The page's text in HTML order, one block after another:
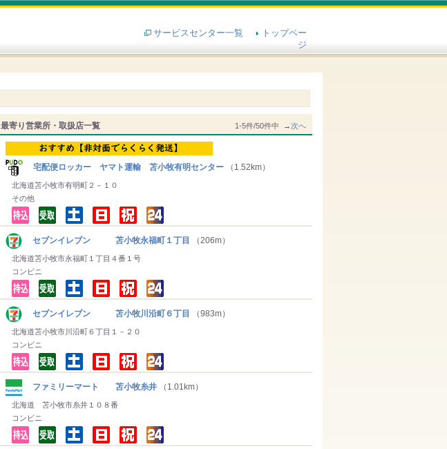
サービスセンター一覧
トップペー
ジ
最寄り営業所・取扱店一覧 1-5件/50件中 →次へ
宅配便ロッカー ヤマト運輸 苫小牧有明センター （1.52km）
北海道苫小牧市有明町２－１０
その他
セブンイレブン 苫小牧永福町１丁目 （206m）
北海道苫小牧市永福町１丁目４番１号
コンビニ
セブンイレブン 苫小牧川沿町６丁目 （983m）
北海道苫小牧市川沿町６丁目１－２０
コンビニ
ファミリーマート 苫小牧糸井 （1.01km）
北海道 苫小牧市糸井１０８番
コンビニ